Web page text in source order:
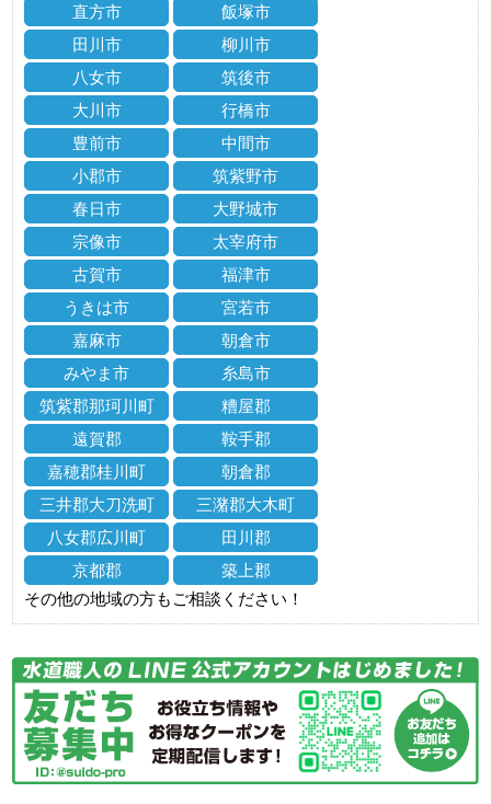
直方市
飯塚市
田川市
柳川市
八女市
筑後市
大川市
行橋市
豊前市
中間市
小郡市
筑紫野市
春日市
大野城市
宗像市
太宰府市
古賀市
福津市
うきは市
宮若市
嘉麻市
朝倉市
みやま市
糸島市
筑紫郡那珂川町
糟屋郡
遠賀郡
鞍手郡
嘉穂郡桂川町
朝倉郡
三井郡大刀洗町
三潴郡大木町
八女郡広川町
田川郡
京都郡
築上郡
その他の地域の方もご相談ください！